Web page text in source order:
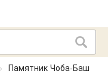
Памятник Чоба-Баш